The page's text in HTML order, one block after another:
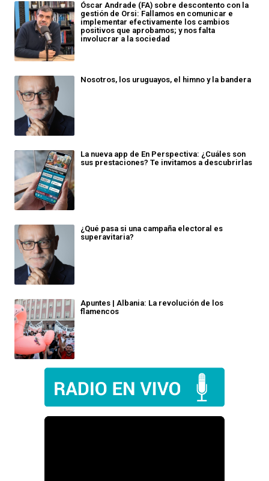
Óscar Andrade (FA) sobre descontento con la
gestión de Orsi: Fallamos en comunicar e
implementar efectivamente los cambios
positivos que aprobamos; y nos falta
involucrar a la sociedad
Nosotros, los uruguayos, el himno y la bandera
La nueva app de En Perspectiva: ¿Cuáles son
sus prestaciones? Te invitamos a descubrirlas
¿Qué pasa si una campaña electoral es
superavitaria?
Apuntes | Albania: La revolución de los
flamencos